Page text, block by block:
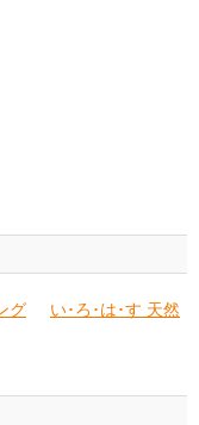
グ
い･ろ･は･す 天然